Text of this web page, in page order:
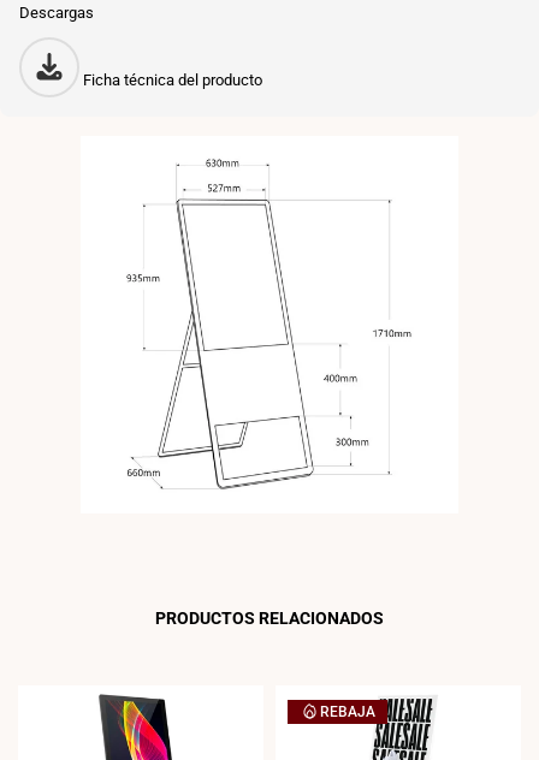
Descargas
Ficha técnica del producto
PRODUCTOS RELACIONADOS
REBAJA